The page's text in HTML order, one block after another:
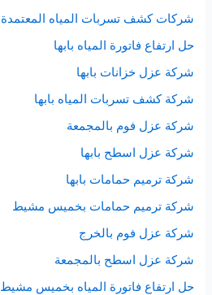
شركات كشف تسربات المياه المعتمدة
حل ارتفاع فاتورة المياه بابها
شركة عزل خزانات بابها
شركة كشف تسربات المياه بابها
شركة عزل فوم بالمجمعة
شركة عزل اسطح بابها
شركة ترميم حمامات بابها
شركة ترميم حمامات بخميس مشيط
شركة عزل فوم بالخرج
شركة عزل اسطح بالمجمعة
حل ارتفاع فاتورة المياه بخميس مشيط